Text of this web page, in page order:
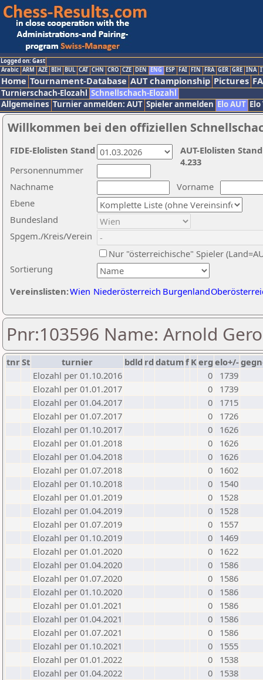
Logged on: Gast
Arabic ARM AZE BIH BUL CAT CHN CRO CZE DEN ENG ESP FAI FIN FRA GER GRE INA
Home Tournament-Database AUT championship Pictures
Turnierschach-Elozahl Schnellschach-Elozahl
Allgemeines Turnier anmelden: AUT Spieler anmelden Elo AUT
Willkommen bei den offiziellen
Nachname
Vorname
Ebene
Sortierung
Personennummer
Bundesland
Spgem./Kreis/Verein
Nur "österreichische" Spieler
Vereinslisten:Wien Niederösterreich Burgenland
AUT-Elolisten
4.233
FIDE-Elolisten Stand
Pnr:103596 Name: Arnold
tnrSt turnier bdld rd datumf Kerg elo+/-
Elozahl per 01.10.2016
0
1739
Elozahl per 01.01.2017
0
1739
Elozahl per 01.04.2017
0
1715
Elozahl per 01.07.2017
0
1726
Elozahl per 01.10.2017
0
1626
Elozahl per 01.01.2018
0
1626
Elozahl per 01.04.2018
0
1626
Elozahl per 01.07.2018
0
1602
Elozahl per 01.10.2018
0
1540
Elozahl per 01.01.2019
0
1528
Elozahl per 01.04.2019
0
1528
Elozahl per 01.07.2019
0
1557
Elozahl per 01.10.2019
0
1469
Elozahl per 01.01.2020
0
1622
Elozahl per 01.04.2020
0
1586
Elozahl per 01.07.2020
0
1586
Elozahl per 01.10.2020
0
1586
Elozahl per 01.01.2021
0
1586
Elozahl per 01.04.2021
0
1586
Elozahl per 01.07.2021
0
1586
Elozahl per 01.10.2021
0
1555
Elozahl per 01.01.2022
0
1538
Elozahl per 01.04.2022
0
1538